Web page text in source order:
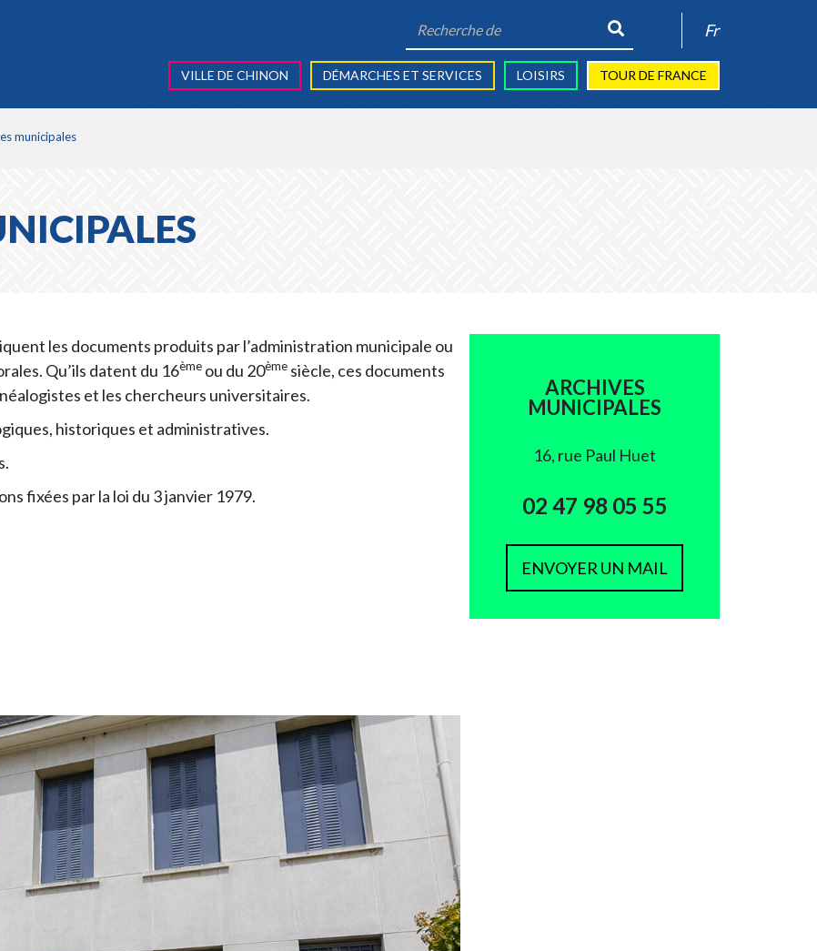
Recherche
de:
Fr
VILLE DE CHINON DÉMARCHES ET SERVICES LOISIRS TOUR DE FRANCE
municipales
les documents produits par l’administration municipale ou
Qu’ils datent du 16ème ou du 20ème siècle, ces documents
et les chercheurs universitaires.
historiques et administratives.
fixées par la loi du 3 janvier 1979.
ARCHIVES
MUNICIPALES
16, rue Paul Huet
02 47 98 05 55
ENVOYER UN MAIL